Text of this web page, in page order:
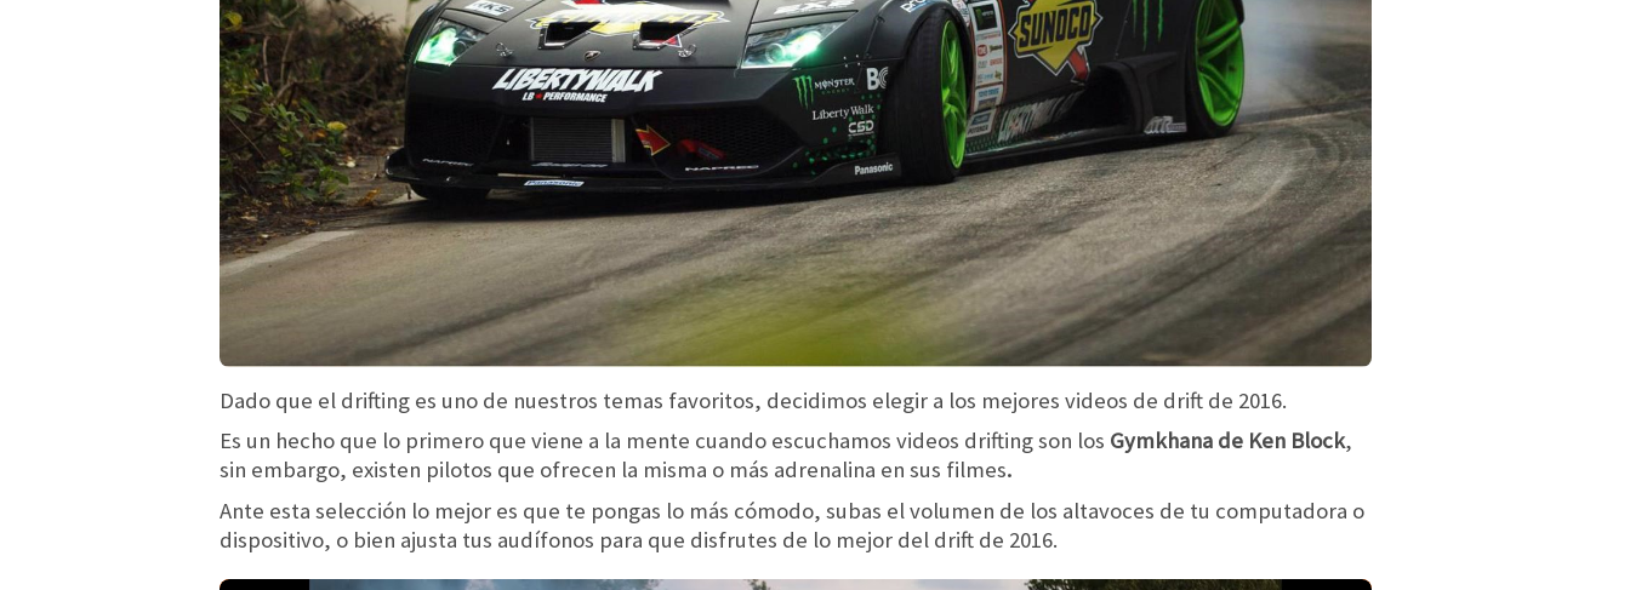
Dado que el drifting es uno de nuestros temas favoritos, decidimos elegir a los mejores videos de drift de 2016.
Es un hecho que lo primero que viene a la mente cuando escuchamos videos drifting son los Gymkhana de Ken Block,
sin embargo, existen pilotos que ofrecen la misma o más adrenalina en sus filmes.
Ante esta selección lo mejor es que te pongas lo más cómodo, subas el volumen de los altavoces de tu computadora o
dispositivo, o bien ajusta tus audífonos para que disfrutes de lo mejor del drift de 2016.